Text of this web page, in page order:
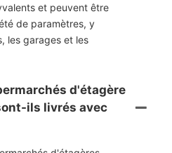
et peuvent être
de paramètres, y
les garages et les
d'étagère
ils livrés avec